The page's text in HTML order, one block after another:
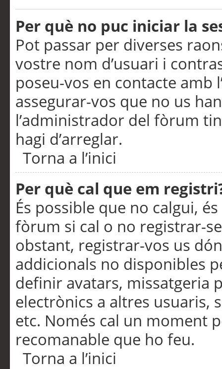
Per què no puc iniciar la
Pot passar per diverses
vostre nom d’usuari i
poseu-vos en contacte
assegurar-vos que no us
l’administrador del fòrum
hagi d’arreglar.
Torna a l’inici
Per què cal que em
És possible que no calgui,
fòrum si cal o no registrar-
obstant, registrar-vos us
addicionals no disponibles
definir avatars, missatgeria
electrònics a altres usuaris,
etc. Només cal un moment
recomanable que ho feu.
Torna a l’inici